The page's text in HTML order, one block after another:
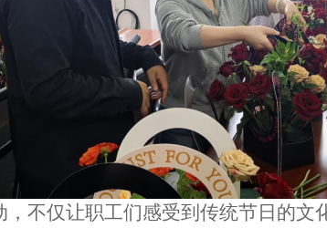
，不仅让职工们感受到传统节日的